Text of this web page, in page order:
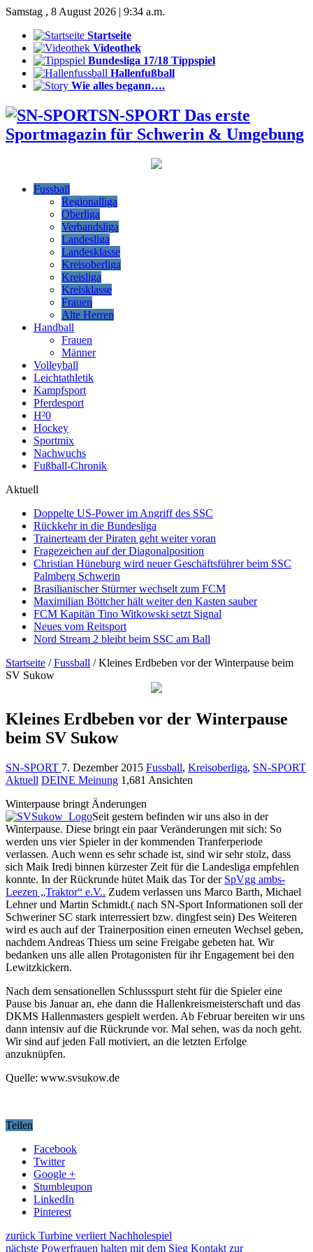
Samstag , 8 August 2026 | 9:34 a.m.
Startseite
Videothek
Bundesliga 17/18 Tippspiel
Hallenfußball
Wie alles begann….
SN-SPORT Das erste
Sportmagazin für Schwerin & Umgebung
Fussball
Regionalliga
Oberliga
Verbandsliga
Landesliga
Landesklasse
Kreisoberliga
Kreisliga
Kreisklasse
Frauen
Alte Herren
Handball
Frauen
Männer
Volleyball
Leichtathletik
Kampfsport
Pferdesport
H²0
Hockey
Sportmix
Nachwuchs
Fußball-Chronik
Aktuell
Doppelte US-Power im Angriff des SSC
Rückkehr in die Bundesliga
Trainerteam der Piraten geht weiter voran
Fragezeichen auf der Diagonalposition
Christian Hüneburg wird neuer Geschäftsführer beim SSC
Palmberg Schwerin
Brasilianischer Stürmer wechselt zum FCM
Maximilian Böttcher hält weiter den Kasten sauber
FCM Kapitän Tino Witkowski setzt Signal
Neues vom Reitsport
Nord Stream 2 bleibt beim SSC am Ball
Startseite / Fussball / Kleines Erdbeben vor der Winterpause beim
SV Sukow
Kleines Erdbeben vor der Winterpause
beim SV Sukow
SN-SPORT 7. Dezember 2015 Fussball, Kreisoberliga, SN-SPORT
Aktuell DEINE Meinung 1,681 Ansichten
Winterpause bringt Änderungen
Seit gestern befinden wir uns also in der
Winterpause. Diese bringt ein paar Veränderungen mit sich: So
werden uns vier Spieler in der kommenden Tranferperiode
verlassen. Auch wenn es sehr schade ist, sind wir sehr stolz, dass
sich Maik Iredi binnen kürzester Zeit für die Landesliga empfehlen
konnte. In der Rückrunde hütet Maik das Tor der SpVgg ambs-
Leezen „Traktor“ e.V.. Zudem verlassen uns Marco Barth, Michael
Lehner und Martin Schmidt.( nach SN-Sport Informationen soll der
Schweriner SC stark interressiert bzw. dingfest sein) Des Weiteren
wird es auch auf der Trainerposition einen erneuten Wechsel geben,
nachdem Andreas Thiess um seine Freigabe gebeten hat. Wir
bedanken uns alle allen Protagonisten für ihr Engagement bei den
Lewitzkickern.
Nach dem sensationellen Schlussspurt steht für die Spieler eine
Pause bis Januar an, ehe dann die Hallenkreismeisterschaft und das
DKMS Hallenmasters gespielt werden. Ab Februar bereiten wir uns
dann intensiv auf die Rückrunde vor. Mal sehen, was da noch geht.
Wir sind auf jeden Fall motiviert, an die letzten Erfolge
anzuknüpfen.
Quelle: www.svsukow.de
Teilen
Facebook
Twitter
Google +
Stumbleupon
LinkedIn
Pinterest
zurück Turbine verliert Nachholespiel
nächste Powerfrauen halten mit dem Sieg Kontakt zur